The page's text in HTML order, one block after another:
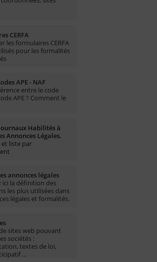
CERFA
les formulaires CERFA
pour les formalités
APE - NAF
entre le code
APE ? Comment le
Habilités à
Annonces Légales.
liste par
annonces légales
ici la définition des
les plus utilisées dans
légales et formalités.
sites web pouvant
sociétés :
textes de loi,
...